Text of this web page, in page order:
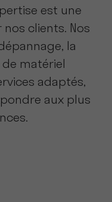
est une
clients. Nos
la
matériel
adaptés,
aux plus